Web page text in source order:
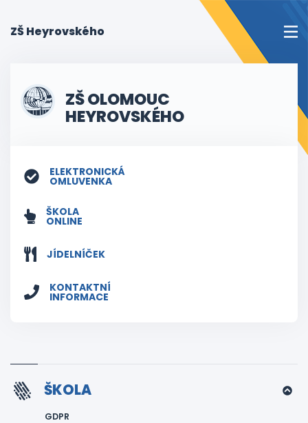
ZŠ Heyrovského
ZŠ OLOMOUC
HEYROVSKÉHO
ELEKTRONICKÁ
OMLUVENKA
ŠKOLA
ONLINE
JÍDELNÍČEK
KONTAKTNÍ
INFORMACE
ŠKOLA
GDPR